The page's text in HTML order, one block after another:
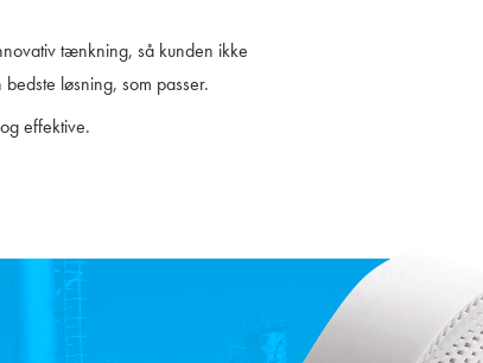
tænkning, så kunden ikke
løsning, som passer.
effektive.